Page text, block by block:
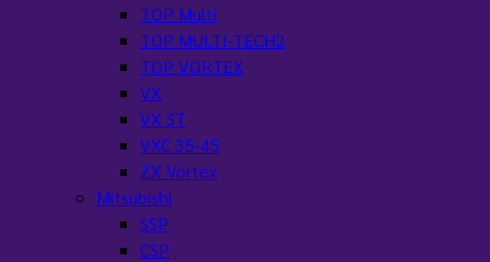
TOP Multi
TOP MULTI-TECH2
TOP VORTEX
VX
VX ST
VXC 35-45
ZX Vortex
Mitsubishi
SSP
CSP